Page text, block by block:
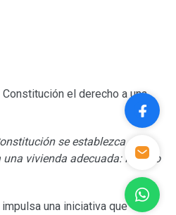
se establezca el
una vivienda adecuada: Partido
impulsa una iniciativa que